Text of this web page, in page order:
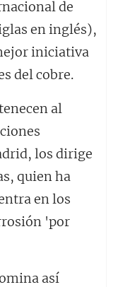
de
en inglés),
iniciativa
del cobre.
al
los dirige
quien ha
en los
'por
así